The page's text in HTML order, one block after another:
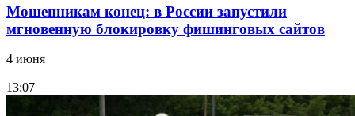
Мошенникам конец: в России запустили
мгновенную блокировку фишинговых сайтов
4 июня
13:07